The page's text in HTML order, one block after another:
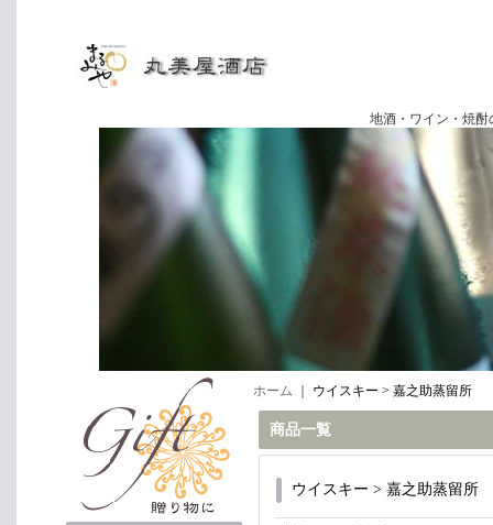
地酒・ワイン・焼酎の専門店
ホーム ウイスキー > 嘉之助蒸留所
商品一覧
ウイスキー > 嘉之助蒸留所